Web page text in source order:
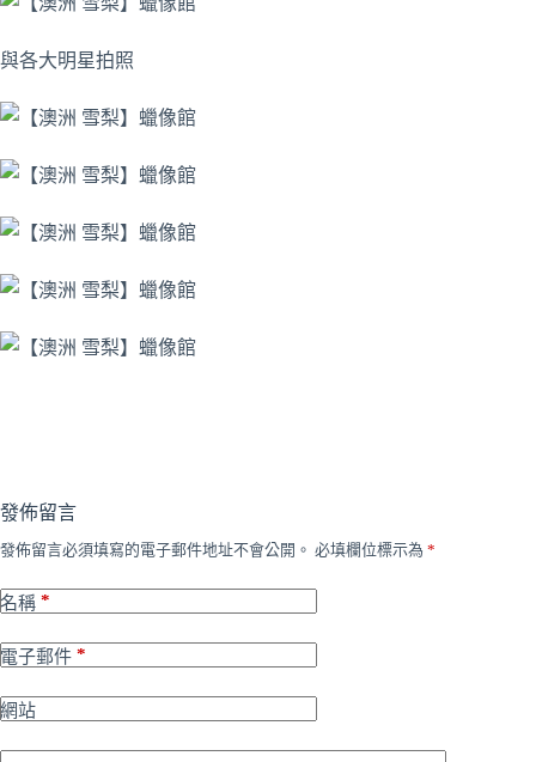
與各大明星拍照
發佈留言
發佈留言必須填寫的電子郵件地址不會公開。 必填欄位標示為 *
名稱 *
電子郵件 *
網站